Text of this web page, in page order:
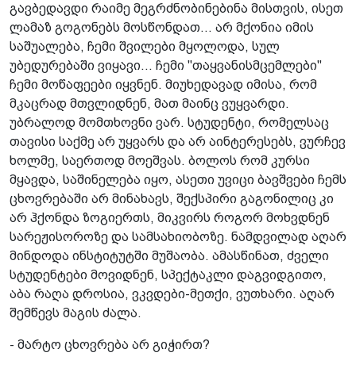
გავბედავდი რაიმე მეგრძნობინებინა მისთვის, ისეთ
ლამაზ გოგონებს მოსწონდათ... არ მქონია იმის
საშუალება, ჩემი შვილები მყოლოდა, სულ
უბედურებაში ვიყავი... ჩემი "თაყვანისმცემლები"
ჩემი მოწაფეები იყვნენ. მიუხედავად იმისა, რომ
მკაცრად მთვლიდნენ, მათ მაინც ვუყვარდი.
უბრალოდ მომთხოვნი ვარ. სტუდენტი, რომელსაც
თავისი საქმე არ უყვარს და არ აინტერესებს, ვურჩევ
ხოლმე, საერთოდ მოეშვას. ბოლოს რომ კურსი
მყავდა, საშინელება იყო, ასეთი უვიცი ბავშვები ჩემს
ცხოვრებაში არ მინახავს, შექსპირი გაგონილიც კი
არ ჰქონდა ზოგიერთს, მიკვირს როგორ მოხვდნენ
სარეჟისოროზე და სამსახიობოზე. ნამდვილად აღარ
მინდოდა ინსტიტუტში მუშაობა. ამასწინათ, ძველი
სტუდენტები მოვიდნენ, სპექტაკლი დაგვიდგითო,
აბა რაღა დროსია, ვკვდები-მეთქი, ვუთხარი. აღარ
შემწევს მაგის ძალა.
- მარტო ცხოვრება არ გიჭირთ?